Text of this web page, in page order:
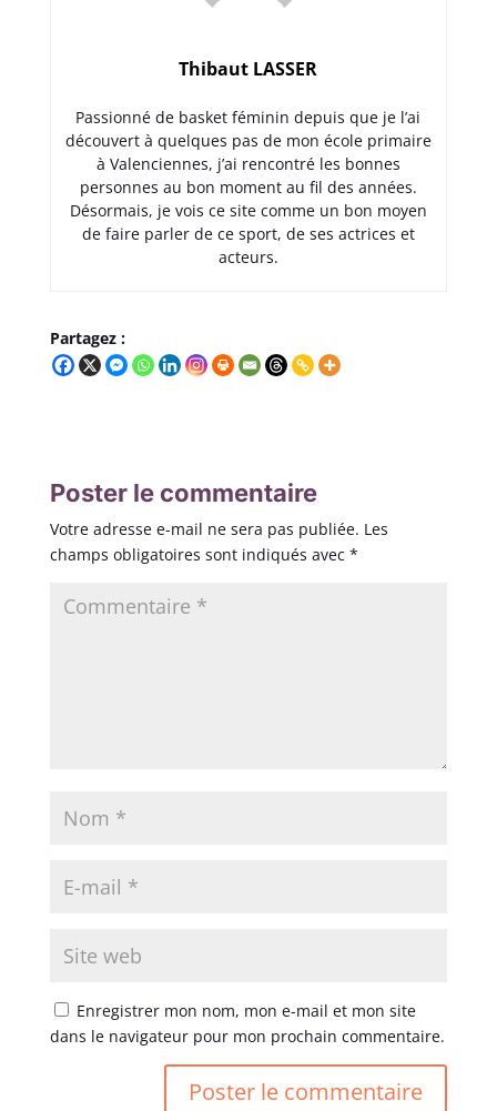
Thibaut LASSER
Passionné de basket féminin depuis que je l’ai
découvert à quelques pas de mon école primaire
à Valenciennes, j’ai rencontré les bonnes
personnes au bon moment au fil des années.
Désormais, je vois ce site comme un bon moyen
de faire parler de ce sport, de ses actrices et
acteurs.
Partagez :
Poster le commentaire
Votre adresse e-mail ne sera pas publiée. Les
champs obligatoires sont indiqués avec *
Enregistrer mon nom, mon e-mail et mon site
dans le navigateur pour mon prochain commentaire.